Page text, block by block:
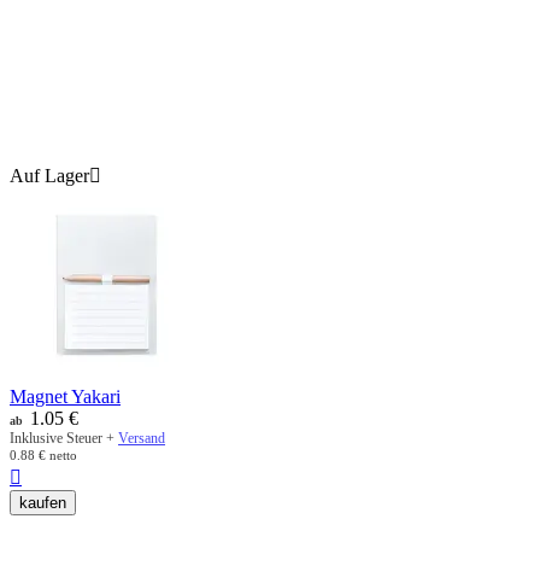
Auf Lager
Magnet Yakari
ab 1.05 €
Inklusive Steuer + Versand
0.88 € netto

kaufen